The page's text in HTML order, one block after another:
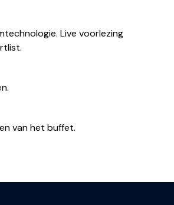
Live voorlezing
van het buffet.